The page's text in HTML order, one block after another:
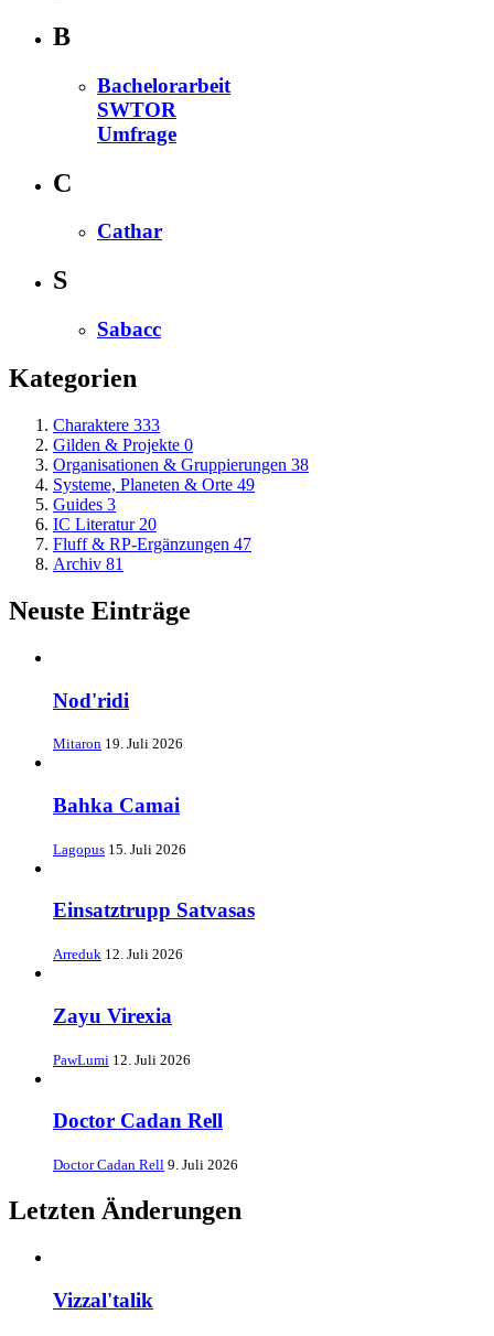
B
Bachelorarbeit
SWTOR
Umfrage
C
Cathar
S
Sabacc
Kategorien
Charaktere 333
Gilden & Projekte 0
Organisationen & Gruppierungen 38
Systeme, Planeten & Orte 49
Guides 3
IC Literatur 20
Fluff & RP-Ergänzungen 47
Archiv 81
Neuste Einträge
Nod'ridi
Mitaron 19. Juli 2026
Bahka Camai
Lagopus 15. Juli 2026
Einsatztrupp Satvasas
Arreduk 12. Juli 2026
Zayu Virexia
PawLumi 12. Juli 2026
Doctor Cadan Rell
Doctor Cadan Rell 9. Juli 2026
Letzten Änderungen
Vizzal'talik